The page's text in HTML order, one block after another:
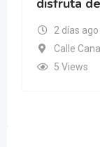
disfruta
2 días ago
Calle
5 Views